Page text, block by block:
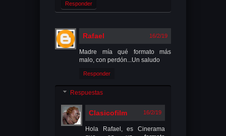
Responder
Rafael 16/2/19
Madre mía qué formato más
malo, con perdón...Un saludo
Responder
Respuestas
Clasicofilm 16/2/19
Hola Rafael, es Cinerama